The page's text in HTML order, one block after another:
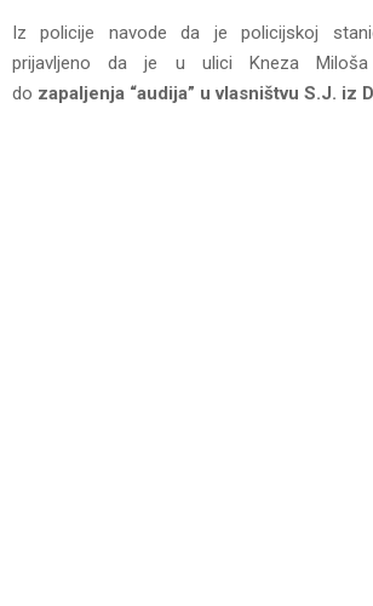
Iz policije navode da je policijskoj
prijavljeno da je u ulici Kneza
do zapaljenja “audija” u vlasništvu S.J. iz